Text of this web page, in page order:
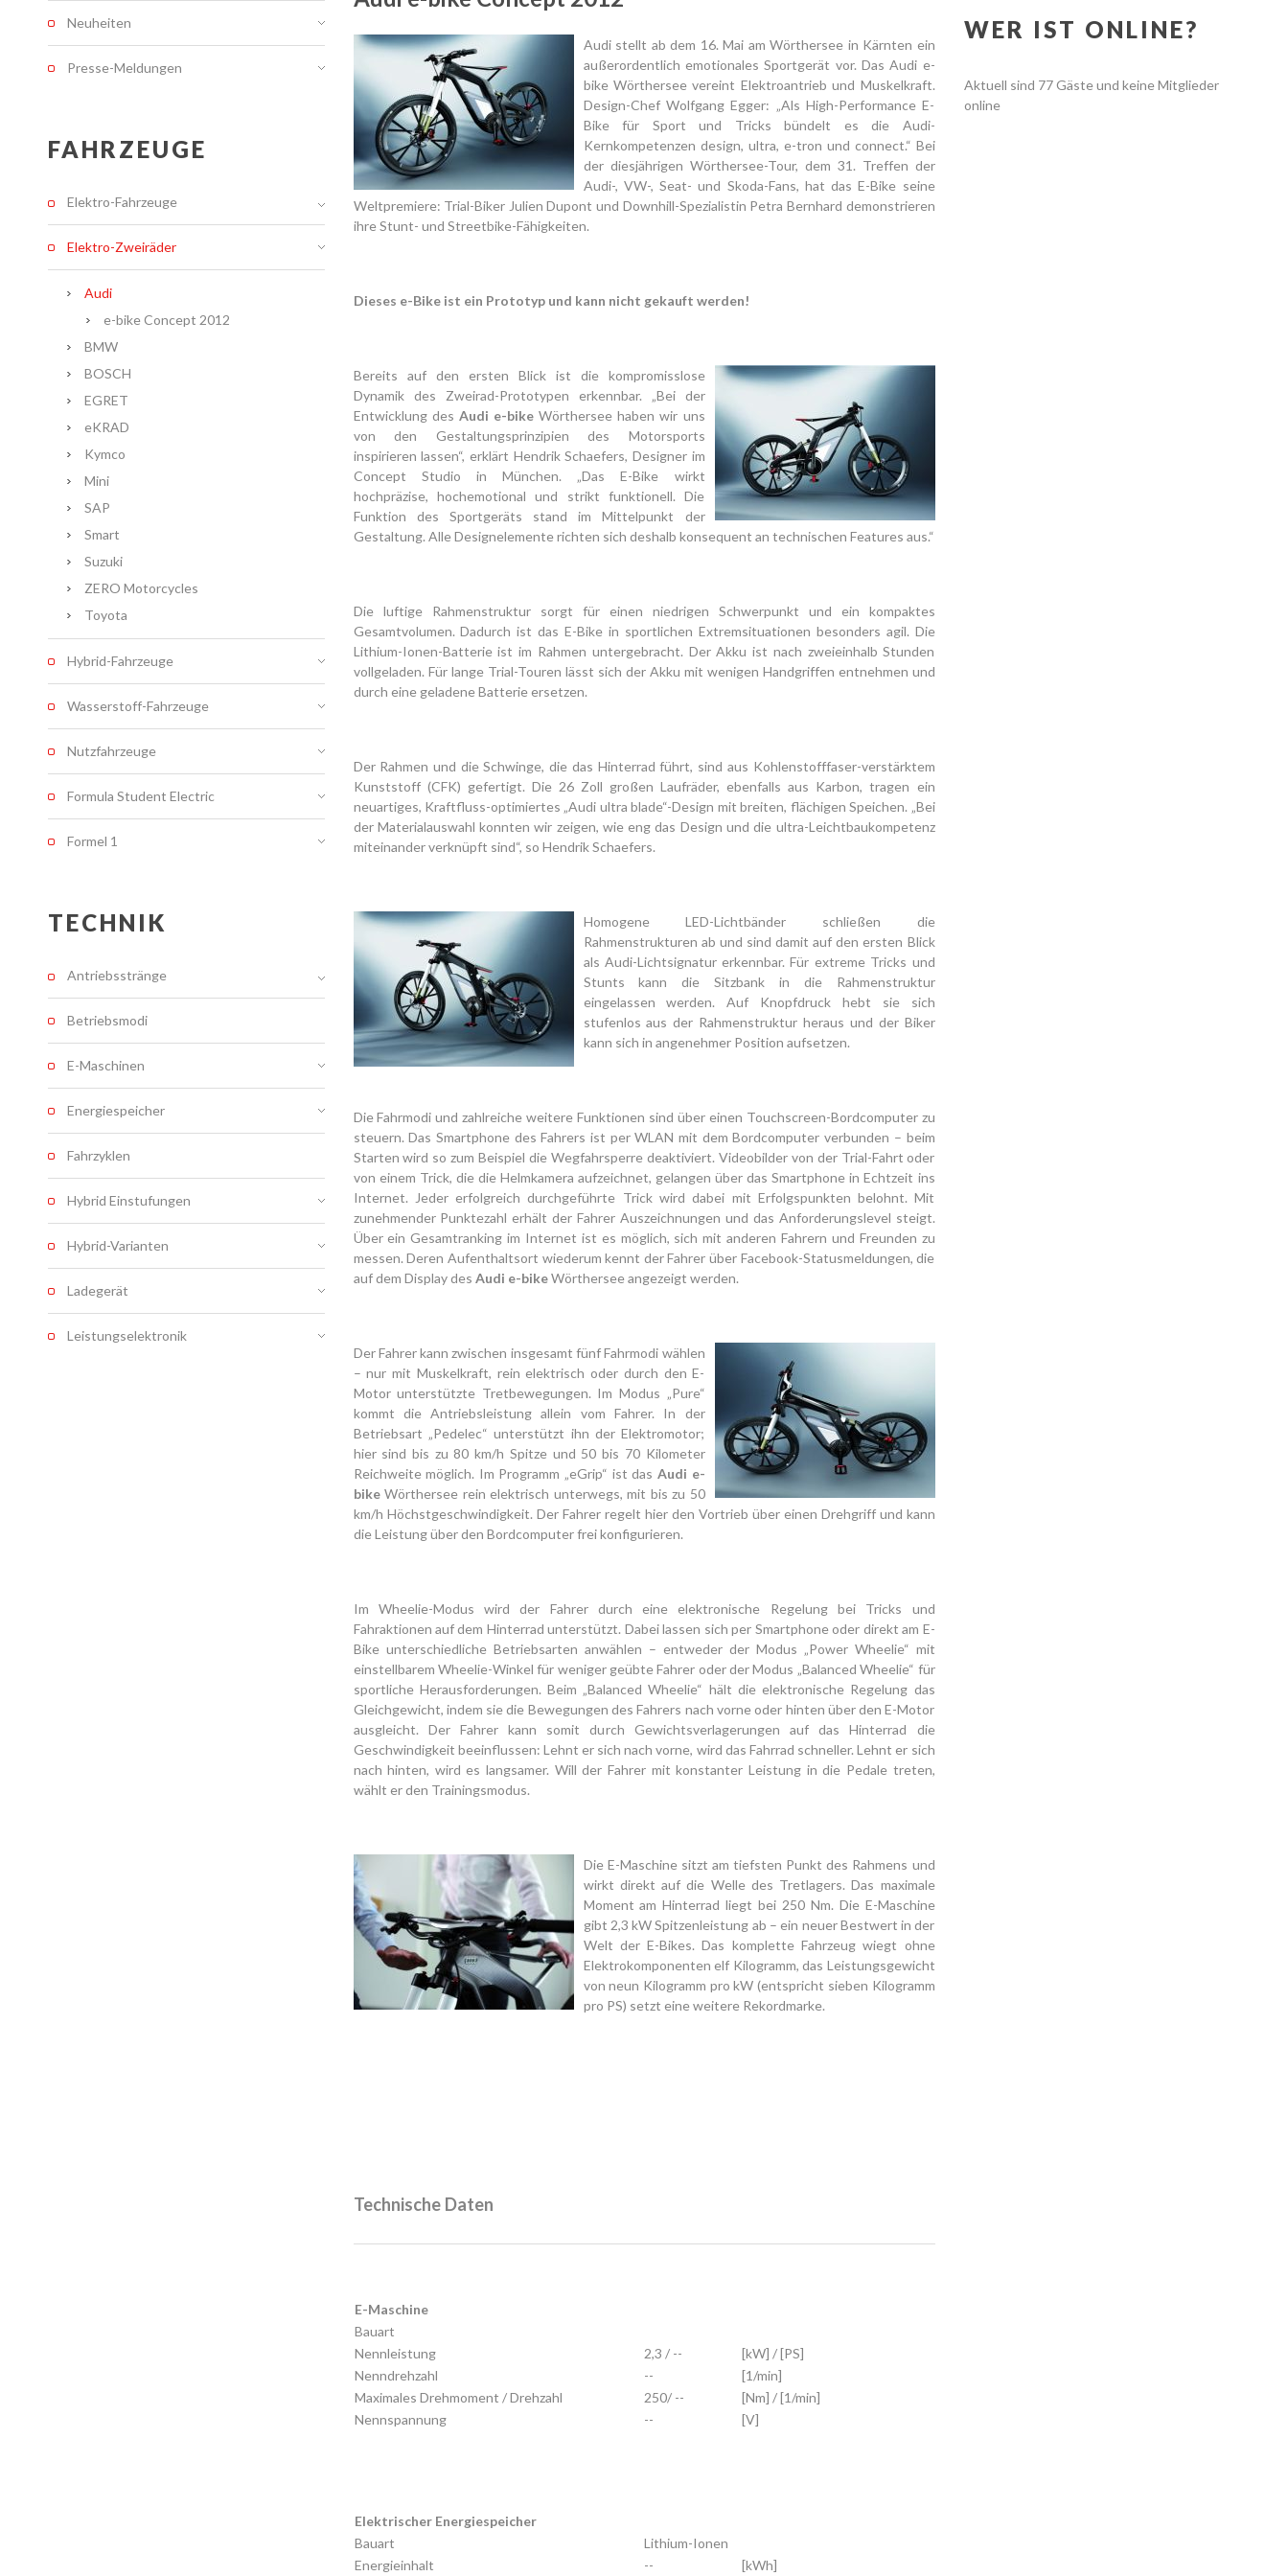
Audi stellt ab dem 16. Mai am Wörthersee in Kärnten ein
außerordentlich emotionales Sportgerät vor. Das Audi e-
bike Wörthersee vereint Elektroantrieb und Muskelkraft.
Design-Chef Wolfgang Egger: „Als High-Performance E-
Bike für Sport und Tricks bündelt es die Audi-
Kernkompetenzen design, ultra, e-tron und connect.“ Bei
der diesjährigen Wörthersee-Tour, dem 31. Treffen der
Audi-, VW-, Seat- und Skoda-Fans, hat das E-Bike seine
Weltpremiere: Trial-Biker Julien Dupont und Downhill-Spezialistin Petra Bernhard demonstrieren
ihre Stunt- und Streetbike-Fähigkeiten.
Dieses e-Bike ist ein Prototyp und kann nicht gekauft werden!
Bereits auf den ersten Blick ist die kompromisslose
Dynamik des Zweirad-Prototypen erkennbar. „Bei der
Entwicklung des Audi e-bikeWörthersee haben wir uns
von den Gestaltungsprinzipien des Motorsports
inspirieren lassen“, erklärt Hendrik Schaefers, Designer im
Concept Studio in München. „Das E-Bike wirkt
hochpräzise, hochemotional und strikt funktionell. Die
Funktion des Sportgeräts stand im Mittelpunkt der
Gestaltung. Alle Designelemente richten sich deshalb konsequent an technischen Features aus.“
Die luftige Rahmenstruktur sorgt für einen niedrigen Schwerpunkt und ein kompaktes
Gesamtvolumen. Dadurch ist das E-Bike in sportlichen Extremsituationen besonders agil. Die
Lithium-Ionen-Batterie ist im Rahmen untergebracht. Der Akku ist nach zweieinhalb Stunden
vollgeladen. Für lange Trial-Touren lässt sich der Akku mit wenigen Handgriffen entnehmen und
durch eine geladene Batterie ersetzen.
Der Rahmen und die Schwinge, die das Hinterrad führt, sind aus Kohlenstofffaser-verstärktem
Kunststoff (CFK) gefertigt. Die 26 Zoll großen Laufräder, ebenfalls aus Karbon, tragen ein
neuartiges, Kraftfluss-optimiertes „Audi ultra blade“-Design mit breiten, flächigen Speichen. „Bei
der Materialauswahl konnten wir zeigen, wie eng das Design und die ultra-Leichtbaukompetenz
miteinander verknüpft sind“, so Hendrik Schaefers.
Homogene LED-Lichtbänder schließen die
Rahmenstrukturen ab und sind damit auf den ersten Blick
als Audi-Lichtsignatur erkennbar. Für extreme Tricks und
Stunts kann die Sitzbank in die Rahmenstruktur
eingelassen werden. Auf Knopfdruck hebt sie sich
stufenlos aus der Rahmenstruktur heraus und der Biker
kann sich in angenehmer Position aufsetzen.
Die Fahrmodi und zahlreiche weitere Funktionen sind über einen Touchscreen-Bordcomputer zu
steuern. Das Smartphone des Fahrers ist per WLAN mit dem Bordcomputer verbunden – beim
Starten wird so zum Beispiel die Wegfahrsperre deaktiviert. Videobilder von der Trial-Fahrt oder
von einem Trick, die die Helmkamera aufzeichnet, gelangen über das Smartphone in Echtzeit ins
Internet. Jeder erfolgreich durchgeführte Trick wird dabei mit Erfolgspunkten belohnt. Mit
zunehmender Punktezahl erhält der Fahrer Auszeichnungen und das Anforderungslevel steigt.
Über ein Gesamtranking im Internet ist es möglich, sich mit anderen Fahrern und Freunden zu
messen. Deren Aufenthaltsort wiederum kennt der Fahrer über Facebook-Statusmeldungen, die
auf dem Display des Audi e-bikeWörthersee angezeigt werden.
Der Fahrer kann zwischen insgesamt fünf Fahrmodi wählen
– nur mit Muskelkraft, rein elektrisch oder durch den E-
Motor unterstützte Tretbewegungen. Im Modus „Pure“
kommt die Antriebsleistung allein vom Fahrer. In der
Betriebsart „Pedelec“ unterstützt ihn der Elektromotor;
hier sind bis zu 80 km/h Spitze und 50 bis 70 Kilometer
Reichweite möglich. Im Programm „eGrip“ ist das Audi e-
bikeWörthersee rein elektrisch unterwegs, mit bis zu 50
km/h Höchstgeschwindigkeit. Der Fahrer regelt hier den Vortrieb über einen Drehgriff und kann
die Leistung über den Bordcomputer frei konfigurieren.
Im Wheelie-Modus wird der Fahrer durch eine elektronische Regelung bei Tricks und
Fahraktionen auf dem Hinterrad unterstützt. Dabei lassen sich per Smartphone oder direkt am E-
Bike unterschiedliche Betriebsarten anwählen – entweder der Modus „Power Wheelie“ mit
einstellbarem Wheelie-Winkel für weniger geübte Fahrer oder der Modus „Balanced Wheelie“ für
sportliche Herausforderungen. Beim „Balanced Wheelie“ hält die elektronische Regelung das
Gleichgewicht, indem sie die Bewegungen des Fahrers nach vorne oder hinten über den E-Motor
ausgleicht. Der Fahrer kann somit durch Gewichtsverlagerungen auf das Hinterrad die
Geschwindigkeit beeinflussen: Lehnt er sich nach vorne, wird das Fahrrad schneller. Lehnt er sich
nach hinten, wird es langsamer. Will der Fahrer mit konstanter Leistung in die Pedale treten,
wählt er den Trainingsmodus.
Die E-Maschine sitzt am tiefsten Punkt des Rahmens und
wirkt direkt auf die Welle des Tretlagers. Das maximale
Moment am Hinterrad liegt bei 250 Nm. Die E-Maschine
gibt 2,3 kW Spitzenleistung ab – ein neuer Bestwert in der
Welt der E-Bikes. Das komplette Fahrzeug wiegt ohne
Elektrokomponenten elf Kilogramm, das Leistungsgewicht
von neun Kilogramm pro kW (entspricht sieben Kilogramm
pro PS) setzt eine weitere Rekordmarke.
Technische Daten
E-Maschine
Bauart
Nennleistung
2,3 / --
[kW] / [PS]
Nenndrehzahl
--
[1/min]
Maximales Drehmoment / Drehzahl
250/ --
[Nm] / [1/min]
Nennspannung
-- [V]
Elektrischer Energiespeicher
Bauart
Lithium-Ionen
Energieinhalt
-- [kWh]
Neuheiten
Presse-Meldungen
FAHRZEUGE
Elektro-Fahrzeuge
Elektro-Zweiräder
Audi
e-bike Concept 2012
BMW
BOSCH
EGRET
eKRAD
Kymco
Mini
SAP
Smart
Suzuki
ZERO Motorcycles
Toyota
Hybrid-Fahrzeuge
Wasserstoff-Fahrzeuge
Nutzfahrzeuge
Formula Student Electric
Formel 1
TECHNIK
Antriebsstränge
Betriebsmodi
E-Maschinen
Energiespeicher
Fahrzyklen
Hybrid Einstufungen
Hybrid-Varianten
Ladegerät
Leistungselektronik
WER IST ONLINE?
Aktuell sind 77 Gäste und keine Mitglieder
online